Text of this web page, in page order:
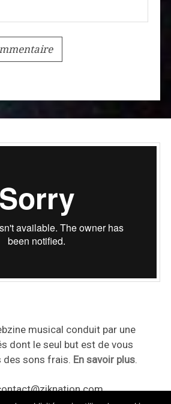
musical conduit par une
dont le seul but est de vous
des sons frais. En savoir plus.